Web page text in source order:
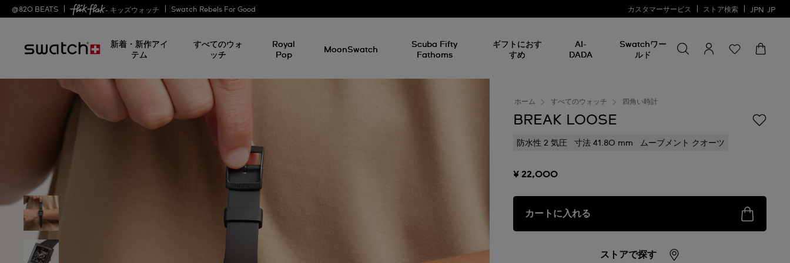
@820 BEATS - キッズウォッチ Swatch Rebels For Good カスタマーサービス ストア検索 JPN JP
新着・新作アイ
テム
すべてのウォ
ッチ
Royal
Pop
MoonSwatch
Scuba Fifty
Fathoms
ギフトにおす
すめ
AI-
DADA
Swatchワー
ルド
か
を
ホーム すべてのウォッチ 四角い時計
BREAK LOOSE
防水性 2 気圧 寸法 41.80 mm ムーブメント クオーツ
¥ 22,000
カートに入れる
ストアで探す